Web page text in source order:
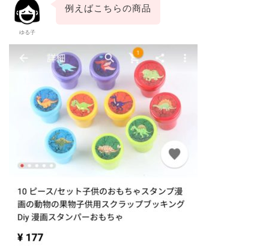
ゆる子
例えばこちらの商品